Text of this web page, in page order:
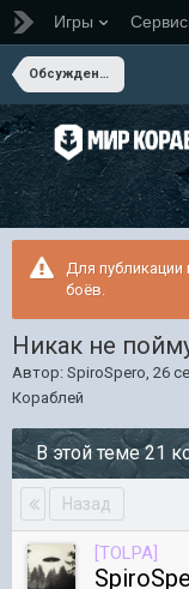
Игры
Обсуждение Мира Кораблей
Для публикации
боёв.
Никак не
Автор: SpiroSpero, 26
Кораблей
В этой теме 21
Назад
[TOLPA]